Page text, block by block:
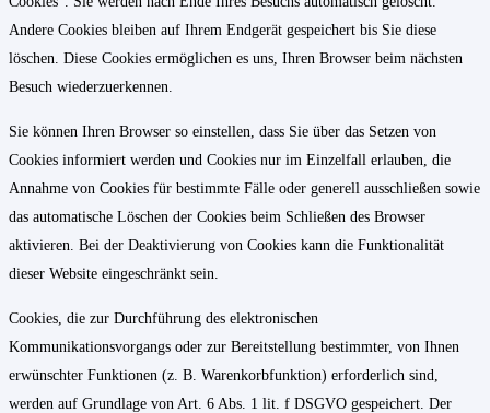
Andere Cookies bleiben auf Ihrem Endgerät gespeichert bis Sie diese
löschen. Diese Cookies ermöglichen es uns, Ihren Browser beim nächsten
Besuch wiederzuerkennen.
Sie können Ihren Browser so einstellen, dass Sie über das Setzen von
Cookies informiert werden und Cookies nur im Einzelfall erlauben, die
Annahme von Cookies für bestimmte Fälle oder generell ausschließen sowie
das automatische Löschen der Cookies beim Schließen des Browser
aktivieren. Bei der Deaktivierung von Cookies kann die Funktionalität
dieser Website eingeschränkt sein.
Cookies, die zur Durchführung des elektronischen
Kommunikationsvorgangs oder zur Bereitstellung bestimmter, von Ihnen
erwünschter Funktionen (z. B. Warenkorbfunktion) erforderlich sind,
werden auf Grundlage von Art. 6 Abs. 1 lit. f DSGVO gespeichert. Der